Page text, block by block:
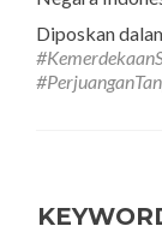
Diposkan